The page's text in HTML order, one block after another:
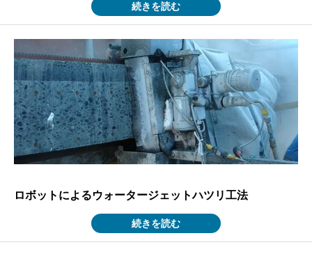
続きを読む
ロボットによるウォータージェットハツリ工法
続きを読む